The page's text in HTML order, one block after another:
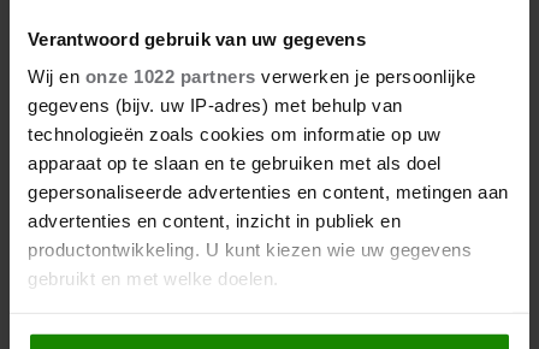
Verantwoord gebruik van uw gegevens
Wij en onze 1022 partners verwerken je persoonlijke
gegevens (bijv. uw IP-adres) met behulp van
technologieën zoals cookies om informatie op uw
apparaat op te slaan en te gebruiken met als doel
gepersonaliseerde advertenties en content, metingen aan
advertenties en content, inzicht in publiek en
productontwikkeling. U kunt kiezen wie uw gegevens
gebruikt en met welke doelen.
Als u het toestaat, willen we ook graag: